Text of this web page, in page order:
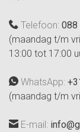
Telefoon: 088
(maandag t/m
13:00 tot 17:00
WhatsApp:
(maandag t/m
E-mail: